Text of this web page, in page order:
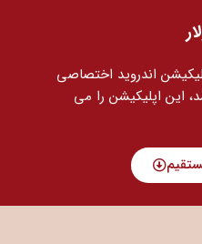
اندروید اختصاصی
این اپلیکیشن را می